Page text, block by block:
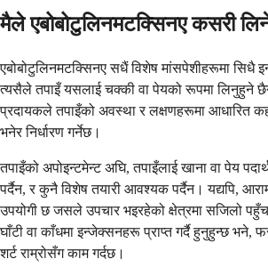
मैले एबोबोटुलिनमटक्सिनए कसरी
एबोबोटुलिनमटक्सिनए सधैं विशेष मांसपेशीहरूमा सिधै
त्यसैले तपाइँ यसलाई चक्की वा पेयको रूपमा लिनुहुने
प्रदायकले तपाइँको अवस्था र लक्षणहरूमा आधारित
भनेर निर्धारण गर्नेछ।
तपाइँको अपोइन्टमेन्ट अघि, तपाइँलाई खाना वा पेय
पर्दैन, र कुनै विशेष तयारी आवश्यक पर्दैन। यद्यपि,
उपयोगी छ जसले उपचार भइरहेको क्षेत्रमा सजिलो
घाँटी वा काँधमा इन्जेक्सनहरू प्राप्त गर्दै हुनुहुन्छ भने,
शर्ट राम्रोसँग काम गर्दछ।